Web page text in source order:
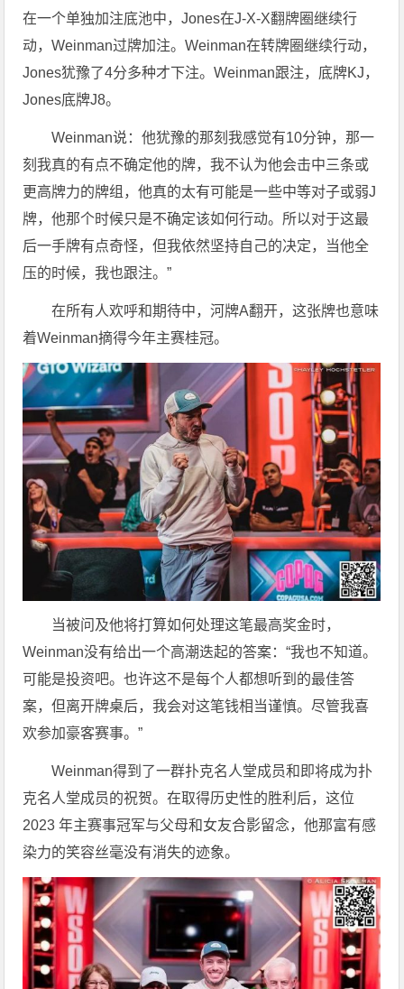
在一个单独加注底池中，Jones在J-X-X翻牌圈继续行
动，Weinman过牌加注。Weinman在转牌圈继续行动，
Jones犹豫了4分多种才下注。Weinman跟注，底牌KJ，
Jones底牌J8。
Weinman说：他犹豫的那刻我感觉有10分钟，那一
刻我真的有点不确定他的牌，我不认为他会击中三条或
更高牌力的牌组，他真的太有可能是一些中等对子或弱J
牌，他那个时候只是不确定该如何行动。所以对于这最
后一手牌有点奇怪，但我依然坚持自己的决定，当他全
压的时候，我也跟注。”
在所有人欢呼和期待中，河牌A翻开，这张牌也意味
着Weinman摘得今年主赛桂冠。
当被问及他将打算如何处理这笔最高奖金时，
Weinman没有给出一个高潮迭起的答案：“我也不知道。
可能是投资吧。也许这不是每个人都想听到的最佳答
案，但离开牌桌后，我会对这笔钱相当谨慎。尽管我喜
欢参加豪客赛事。”
Weinman得到了一群扑克名人堂成员和即将成为扑
克名人堂成员的祝贺。在取得历史性的胜利后，这位
2023 年主赛事冠军与父母和女友合影留念，他那富有感
染力的笑容丝毫没有消失的迹象。